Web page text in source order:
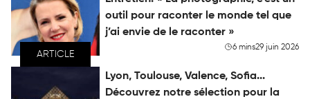
ARTICLE
outil pour raconter le monde tel que
j’ai envie de le raconter »
6 mins29 juin 2026
Lyon, Toulouse, Valence, Sofia...
Découvrez notre sélection pour la